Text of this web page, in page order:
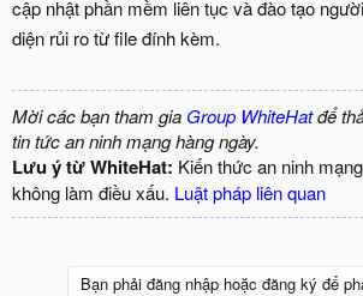
cập nhật phần mềm liên tục và đào tạo
diện rủi ro từ file đính kèm.
Mời các bạn tham gia Group WhiteHatđể
tin tức an ninh mạng hàng ngày.
Lưu ý từ WhiteHat: Kiến thức an ninh
không làm điều xấu. Luật pháp liên quan
Bạn phải đăng nhập hoặc đăng ký để